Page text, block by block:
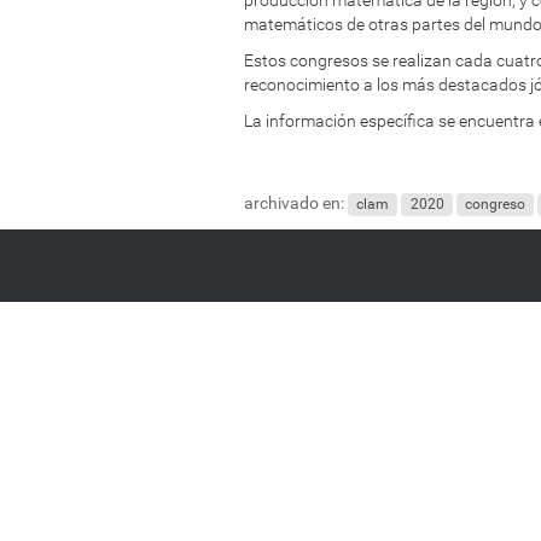
matemáticos de otras partes del mundo.
Estos congresos se realizan cada
reconocimiento a los más destacados
La información específica se encuentra
archivado en: clam 2020 congreso